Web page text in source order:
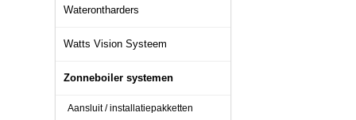
Waterontharders
Watts Vision Systeem
Zonneboiler systemen
Aansluit / installatiepakketten